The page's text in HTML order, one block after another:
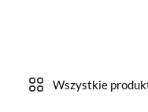
Wszystkie